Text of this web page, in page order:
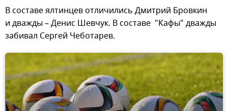
В составе ялтинцев отличились Дмитрий Бровкин
и дважды – Денис Шевчук. В составе "Кафы" дважды
забивал Сергей Чеботарев.